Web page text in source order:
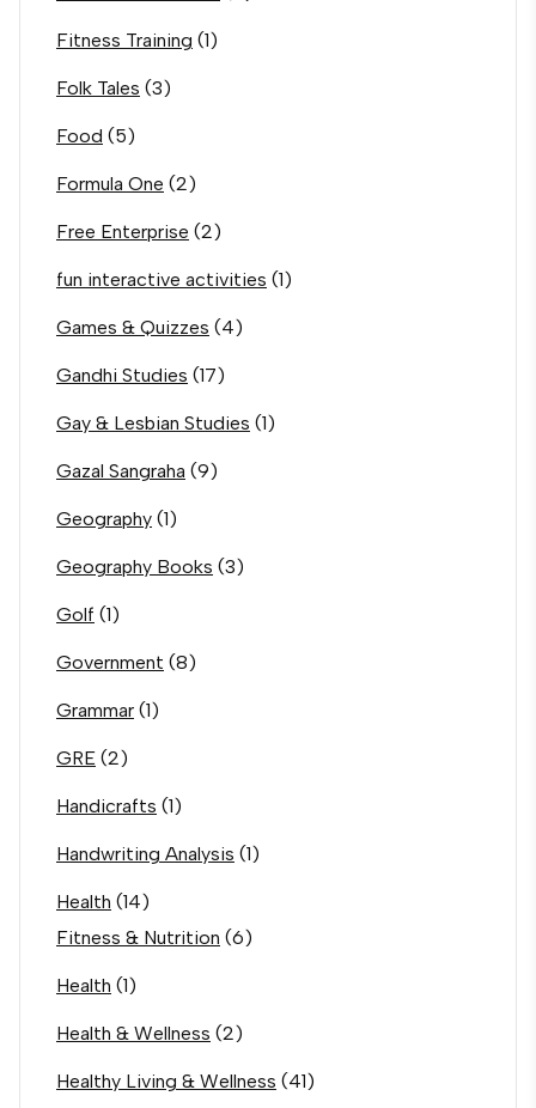
Fitness Training (1)
Folk Tales (3)
Food (5)
Formula One (2)
Free Enterprise (2)
fun interactive activities (1)
Games & Quizzes (4)
Gandhi Studies (17)
Gay & Lesbian Studies (1)
Gazal Sangraha (9)
Geography (1)
Geography Books (3)
Golf (1)
Government (8)
Grammar (1)
GRE (2)
Handicrafts (1)
Handwriting Analysis (1)
Health (14)
Fitness & Nutrition (6)
Health (1)
Health & Wellness (2)
Healthy Living & Wellness (41)